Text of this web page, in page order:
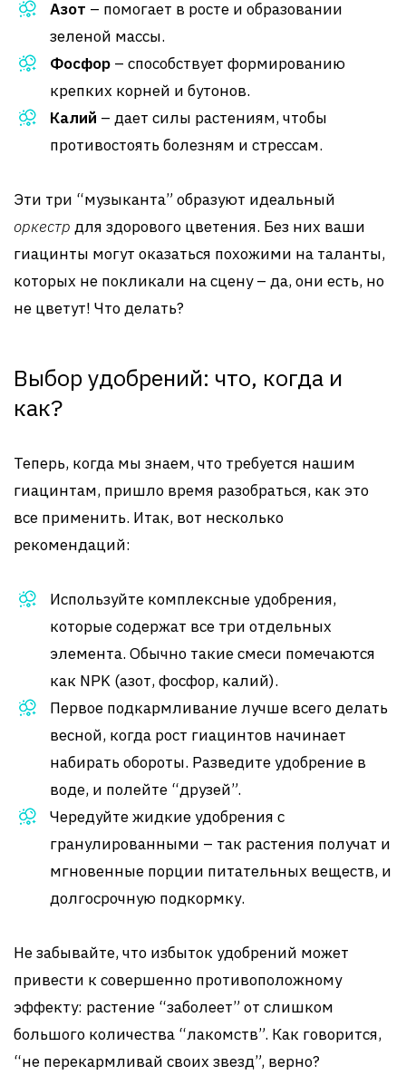
Азот – помогает в росте и образовании
зеленой массы.
Фосфор – способствует формированию
крепких корней и бутонов.
Калий – дает силы растениям, чтобы
противостоять болезням и стрессам.
Эти три “музыканта” образуют идеальный
оркестр для здорового цветения. Без них ваши
гиацинты могут оказаться похожими на таланты,
которых не покликали на сцену – да, они есть, но
не цветут! Что делать?
Выбор удобрений: что, когда и
как?
Теперь, когда мы знаем, что требуется нашим
гиацинтам, пришло время разобраться, как это
все применить. Итак, вот несколько
рекомендаций:
Используйте комплексные удобрения,
которые содержат все три отдельных
элемента. Обычно такие смеси помечаются
как NPK (азот, фосфор, калий).
Первое подкармливание лучше всего делать
весной, когда рост гиацинтов начинает
набирать обороты. Разведите удобрение в
воде, и полейте “друзей”.
Чередуйте жидкие удобрения с
гранулированными – так растения получат и
мгновенные порции питательных веществ, и
долгосрочную подкормку.
Не забывайте, что избыток удобрений может
привести к совершенно противоположному
эффекту: растение “заболеет” от слишком
большого количества “лакомств”. Как говорится,
“не перекармливай своих звезд”, верно?